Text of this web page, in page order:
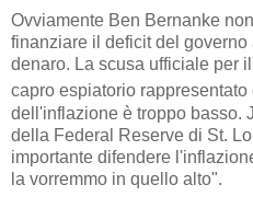
Ovviamente Ben Bernanke
finanziare il deficit del
denaro. La scusa ufficiale per
capro espiatorio
dell'inflazione è troppo basso.
della Federal Reserve di St.
importante difendere
la vorremmo in quello alto".